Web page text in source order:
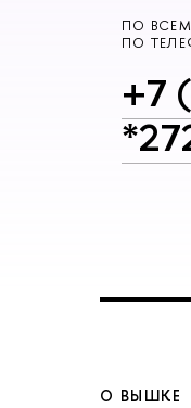
ПО
ПО
+7
О ВЫШКЕ